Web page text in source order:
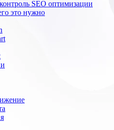
SEO оптимизации
это нужно